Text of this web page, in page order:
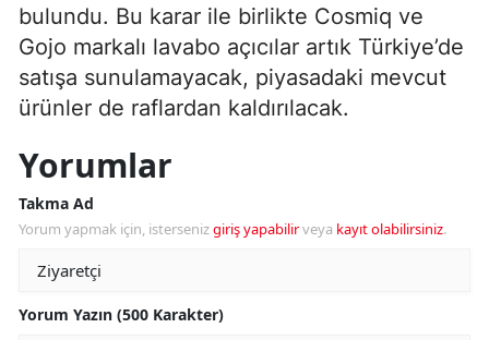
bulundu. Bu karar ile birlikte Cosmiq ve
Gojo markalı lavabo açıcılar artık Türkiye’de
satışa sunulamayacak, piyasadaki mevcut
ürünler de raflardan kaldırılacak.
Yorumlar
Takma Ad
Yorum yapmak için, istersenizgiriş yapabilirveya kayıt olabilirsiniz.
Yorum Yazın (500 Karakter)